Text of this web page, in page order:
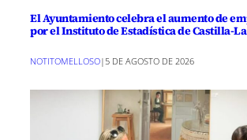
El Ayuntamiento celebra el aumento de
por el Instituto de Estadística de Castilla-
NOTITOMELLOSO| 5 DE AGOSTO DE 2026